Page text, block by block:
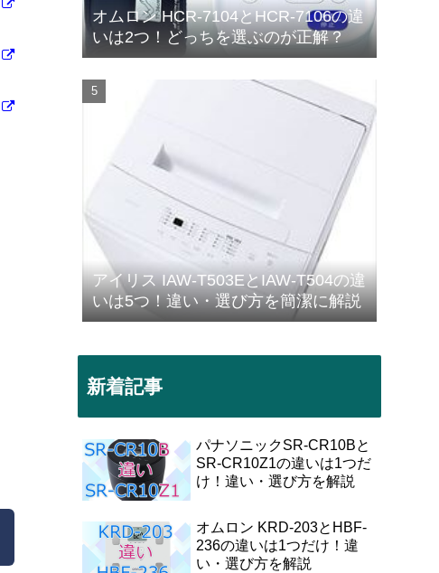
オムロン HCR-7104とHCR-7106の違
いは2つ！どっちを選ぶのが正解？
アイリス IAW-T503EとIAW-T504の違
いは5つ！違い・選び方を簡潔に解説
新着記事
パナソニックSR-CR10Bと
SR-CR10Z1の違いは1つだ
け！違い・選び方を解説
オムロン KRD-203とHBF-
236の違いは1つだけ！違
い・選び方を解説